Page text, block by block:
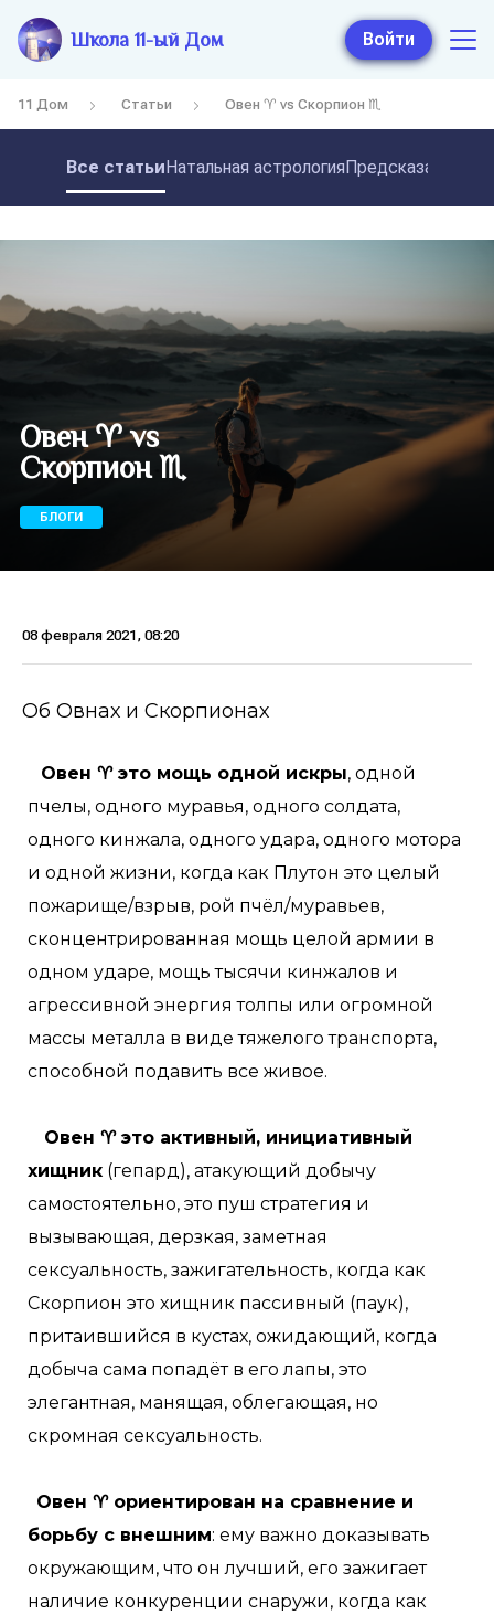
Школа 11-ый Дом Войти
11 Дом Статьи Овен ♈ vs Скорпион ♏
Все статьиНатальная астрология
Овен ♈ vs
Скорпион ♏
БЛОГИ
08 февраля 2021, 08:20
Об Овнах и Скорпионах
Овен ♈ это мощь одной искры, одной
пчелы, одного муравья, одного солдата,
одного кинжала, одного удара, одного мотора
и одной жизни, когда как Плутон это целый
пожарище/взрыв, рой пчёл/муравьев,
сконцентрированная мощь целой армии в
одном ударе, мощь тысячи кинжалов и
агрессивной энергия толпы или огромной
массы металла в виде тяжелого транспорта,
способной подавить все живое.
Овен ♈ это активный, инициативный
хищник (гепард), атакующий добычу
самостоятельно, это пуш стратегия и
вызывающая, дерзкая, заметная
сексуальность, зажигательность, когда как
Скорпион это хищник пассивный (паук),
притаившийся в кустах, ожидающий, когда
добыча сама попадёт в его лапы, это
элегантная, манящая, облегающая, но
скромная сексуальность.
Овен ♈ ориентирован на сравнение и
борьбу с внешним: ему важно доказывать
окружающим, что он лучший, его зажигает
наличие конкуренции снаружи, когда как